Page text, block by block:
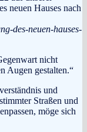
neuen Hauses nach
des-neuen-hauses-
nicht
Augen gestalten.“
und
Straßen und
möge sich